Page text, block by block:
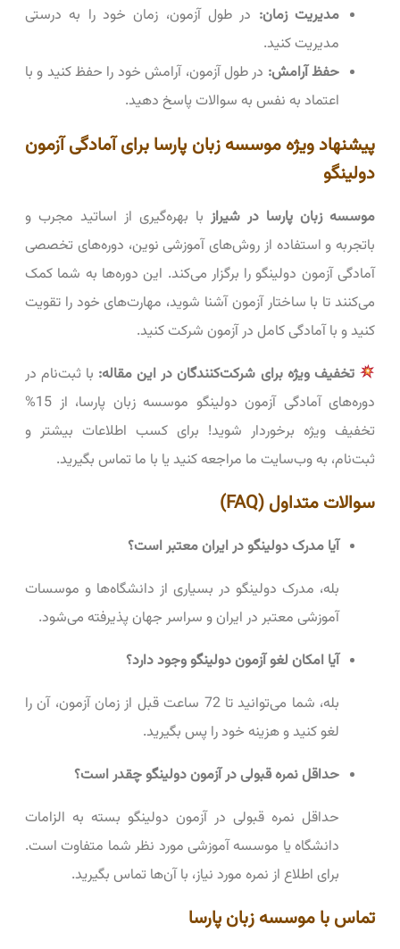
مدیریت زمان: در طول آزمون، زمان خود را به درستی
مدیریت کنید.
حفظ آرامش: در طول آزمون، آرامش خود را حفظ کنید و با
اعتماد به نفس به سوالات پاسخ دهید.
پیشنهاد ویژه موسسه زبان پارسا برای آمادگی آزمون
دولینگو
موسسه زبان پارسا در شیراز با بهره‌گیری از اساتید مجرب و
باتجربه و استفاده از روش‌های آموزشی نوین، دوره‌های تخصصی
آمادگی آزمون دولینگو را برگزار می‌کند. این دوره‌ها به شما کمک
می‌کنند تا با ساختار آزمون آشنا شوید، مهارت‌های خود را تقویت
کنید و با آمادگی کامل در آزمون شرکت کنید.
تخفیف ویژه برای شرکت‌کنندگان در این مقاله: با ثبت‌نام در
دوره‌های آمادگی آزمون دولینگو موسسه زبان پارسا، از 15%
تخفیف ویژه برخوردار شوید! برای کسب اطلاعات بیشتر و
ثبت‌نام، به وب‌سایت ما مراجعه کنید یا با ما تماس بگیرید.
سوالات متداول (FAQ)
آیا مدرک دولینگو در ایران معتبر است؟
بله، مدرک دولینگو در بسیاری از دانشگاه‌ها و موسسات
آموزشی معتبر در ایران و سراسر جهان پذیرفته می‌شود.
آیا امکان لغو آزمون دولینگو وجود دارد؟
بله، شما می‌توانید تا 72 ساعت قبل از زمان آزمون، آن را
لغو کنید و هزینه خود را پس بگیرید.
حداقل نمره قبولی در آزمون دولینگو چقدر است؟
حداقل نمره قبولی در آزمون دولینگو بسته به الزامات
دانشگاه یا موسسه آموزشی مورد نظر شما متفاوت است.
برای اطلاع از نمره مورد نیاز، با آن‌ها تماس بگیرید.
تماس با موسسه زبان پارسا